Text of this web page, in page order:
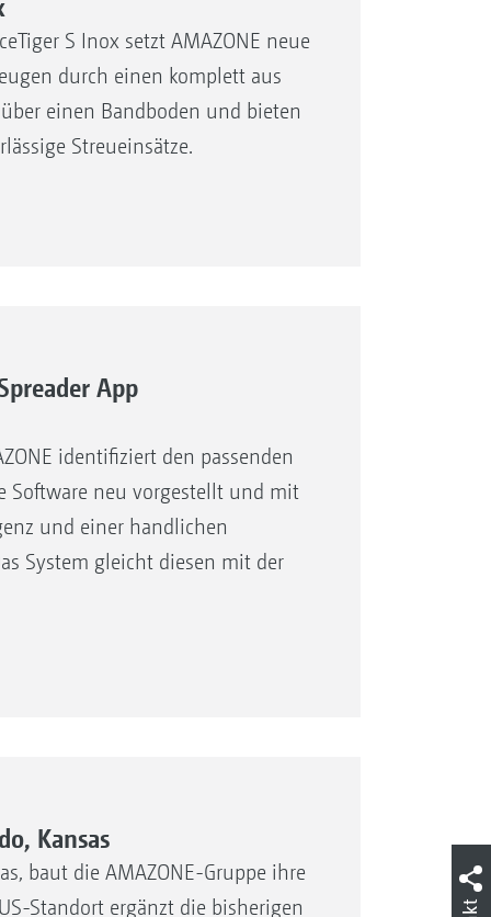
S Inox setzt AMAZONE neue
durch einen komplett aus
einen Bandboden und bieten
Streueinsätze.
App
identifiziert den passenden
Software neu vorgestellt und mit
und einer handlichen
System gleicht diesen mit der
Kansas
baut die AMAZONE-Gruppe ihre
Standort ergänzt die bisherigen